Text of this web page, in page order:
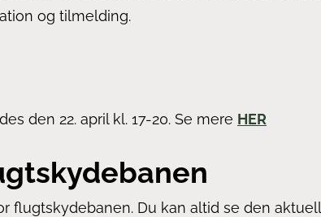
og tilmelding.
den 22. april kl. 17-20. Se mere HER
flugtskydebanen. Du kan altid se den